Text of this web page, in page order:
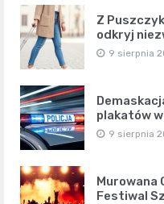
Z
odkryj
9 sierpnia
plakatów
9 sierpnia
Murowana
Festiwal